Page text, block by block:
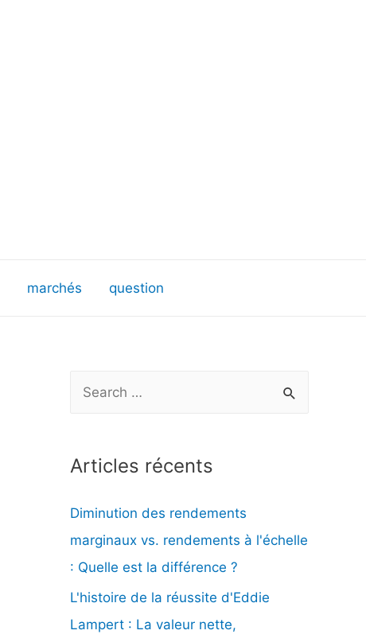
marchés question
h
r
c
h
e
r
Articles récents
Diminution des rendements
marginaux vs. rendements à l'échelle
: Quelle est la différence ?
L'histoire de la réussite d'Eddie
Lampert : La valeur nette,